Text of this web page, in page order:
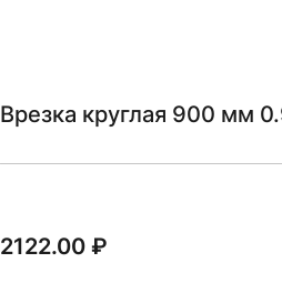
Врезка круглая 900 мм
2122.00₽